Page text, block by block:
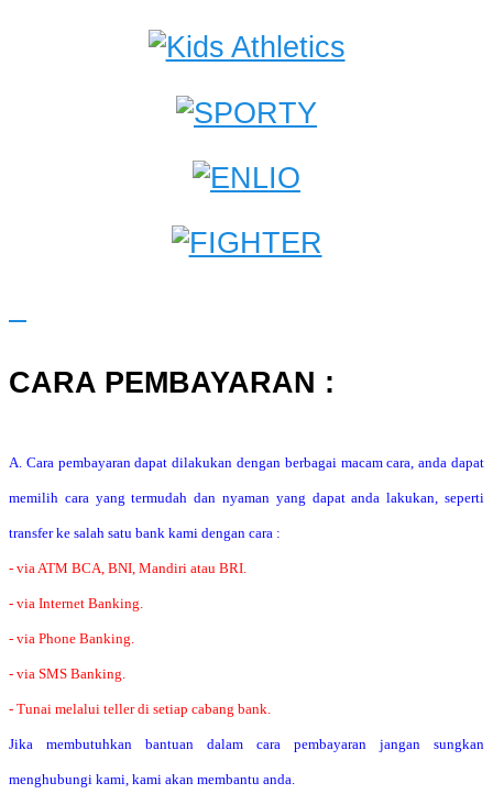
CARA PEMBAYARAN :
A. Cara pembayaran dapat dilakukan dengan berbagai macam cara, anda dapat
memilih cara yang termudah dan nyaman yang dapat anda lakukan, seperti
transfer ke salah satu bank kami dengan cara :
- via ATM BCA, BNI, Mandiri atau BRI.
- via Internet Banking.
- via Phone Banking.
- via SMS Banking.
- Tunai melalui teller di setiap cabang bank.
Jika membutuhkan bantuan dalam cara pembayaran jangan sungkan
menghubungi kami, kami akan membantu anda.